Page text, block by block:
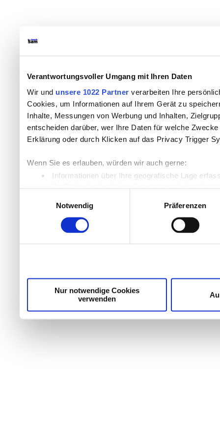
Verantwortungsvoller Umgang mit Ihren Daten
Wir und unsere 1022 Partner verarbeiten Ihre
Cookies, um Informationen auf Ihrem Gerät zu
Inhalte, Messungen von Werbung und Inhalten,
entscheiden darüber, wer Ihre Daten für welche
Erklärung oder durch Klicken auf das Privacy Trigger
Wenn Sie es erlauben, würden wir auch gerne:
Informationen über Ihre geografische Lage
Ihr Gerät durch aktives Scannen nach
Wir verwenden Cookies, um Inhalte und Anzeigen zu
die Zugriffe auf unsere Website zu analysieren.
Dienste gesammelt haben.
Notwendig
Präferenzen
Nur notwendige Cookies
verwenden